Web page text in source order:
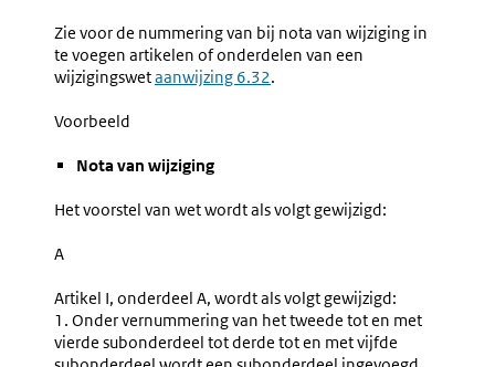
Zie voor de nummering van bij nota van wijziging in
te voegen artikelen of onderdelen van een
wijzigingswetaanwijzing 6.32.
Voorbeeld
Nota van wijziging
Het voorstel van wet wordt als volgt gewijzigd:
A
Artikel I, onderdeel A, wordt als volgt gewijzigd:
1. Onder vernummering van het tweede tot en met
vierde subonderdeel tot derde tot en met vijfde